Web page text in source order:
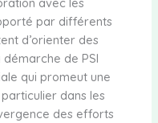
par différents
d’orienter des
démarche de PSI
qui promeut une
dans les
des efforts